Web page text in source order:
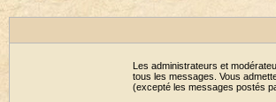
Les administrateurs et
tous les messages. Vous
(excepté les messages postés